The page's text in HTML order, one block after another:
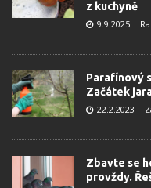
z kuchyně
9.9.2025
Parafínový
Začátek
22.2.2023
Zbavte se
provždy.